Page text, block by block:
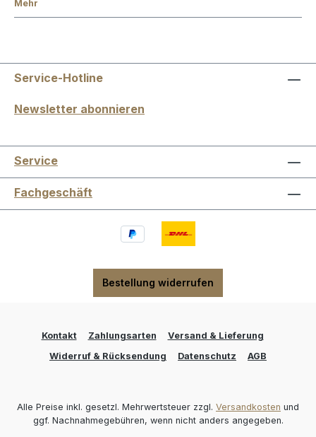
Mehr
Service-Hotline
Newsletter abonnieren
Service
Fachgeschäft
Bestellung widerrufen
Kontakt Zahlungsarten
Versand & Lieferung
Widerruf & Rücksendung
Datenschutz AGB
Alle Preise inkl. gesetzl. Mehrwertsteuer zzgl. Versandkosten und
ggf. Nachnahmegebühren, wenn nicht anders angegeben.